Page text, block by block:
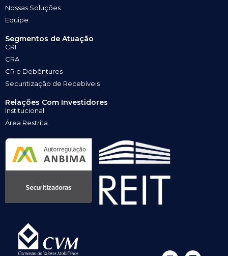
Nossas Soluções
Equipe
Segmentos de Atuação
CRI
CRA
CR e Debêntures
Securitização de Recebíveis
Relações Com Investidores
Institucional
Área Restrita